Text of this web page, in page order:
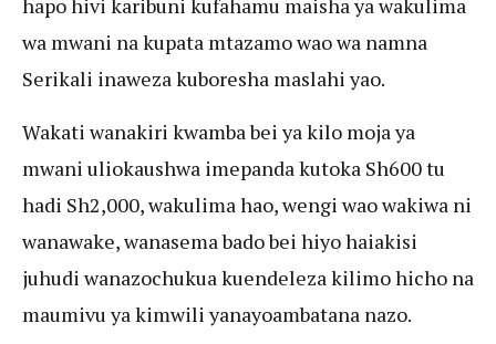
hapo hivi karibuni kufahamu maisha ya wakulima
wa mwani na kupata mtazamo wao wa namna
Serikali inaweza kuboresha maslahi yao.
Wakati wanakiri kwamba bei ya kilo moja ya
mwani uliokaushwa imepanda kutoka Sh600 tu
hadi Sh2,000, wakulima hao, wengi wao wakiwa ni
wanawake, wanasema bado bei hiyo haiakisi
juhudi wanazochukua kuendeleza kilimo hicho na
maumivu ya kimwili yanayoambatana nazo.